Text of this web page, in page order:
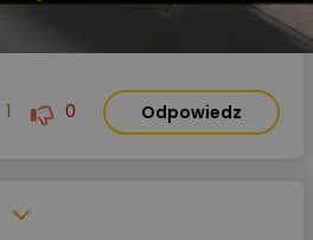
1 0 Odpowiedz